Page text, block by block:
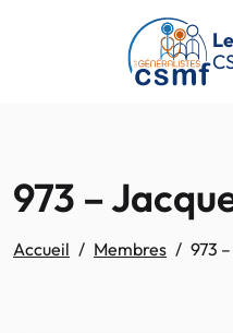
Passer au contenu principal
973 –
Accueil Membres 973